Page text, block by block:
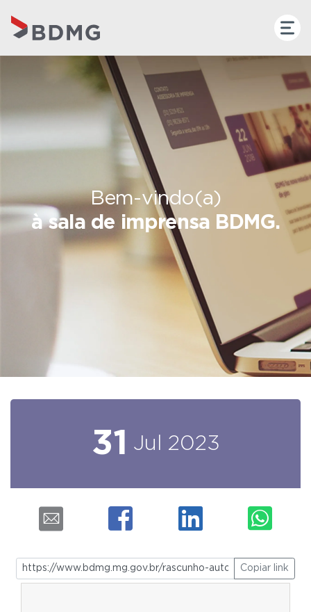
Bem-vindo(a)
à sala de imprensa BDMG.
31 Jul 2023
Copiar link